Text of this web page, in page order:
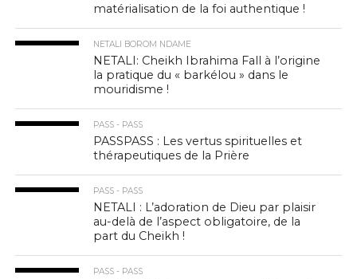
matérialisation de la foi authentique !
NETALI BOROM NDAME
NETALI: Cheikh Ibrahima Fall à l’origine
la pratique du « barkélou » dans le
mouridisme !
PASS - PASS
PASSPASS : Les vertus spirituelles et
thérapeutiques de la Prière
PASS - PASS
NETALI : L’adoration de Dieu par plaisir
au-delà de l’aspect obligatoire, de la
part du Cheikh !
PASS - PASS